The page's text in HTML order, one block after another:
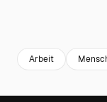
Arbeit